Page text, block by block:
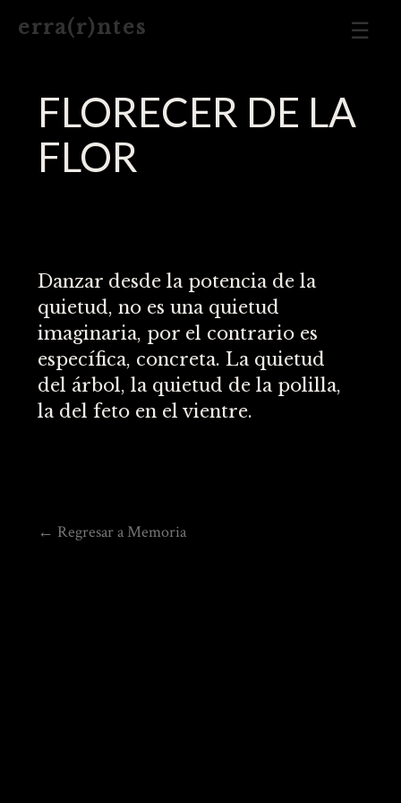
e r r a ( r ) n t e s
FLORECER DE LA
FLOR
Danzar desde la potencia de la
quietud, no es una quietud
imaginaria, por el contrario es
específica, concreta. La quietud
del árbol, la quietud de la polilla,
la del feto en el vientre.
← Regresar a Memoria